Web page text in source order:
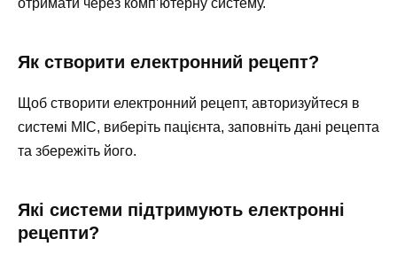
Як створити електронний рецепт?
Щоб створити електронний рецепт, авторизуйтеся в
системі МІС, виберіть пацієнта, заповніть дані рецепта
та збережіть його.
Які системи підтримують електронні
рецепти?